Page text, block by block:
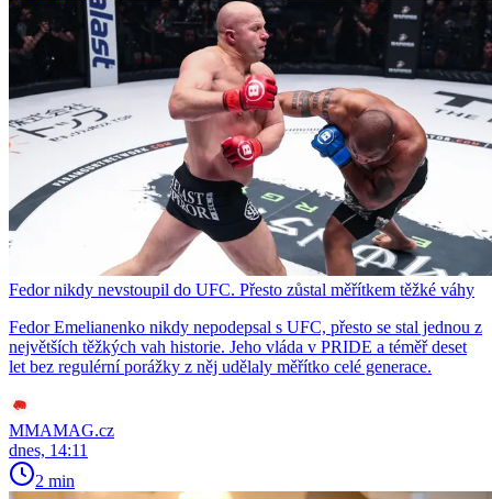
Fedor nikdy nevstoupil do UFC. Přesto zůstal měřítkem těžké váhy
Fedor Emelianenko nikdy nepodepsal s UFC, přesto se stal jednou z
největších těžkých vah historie. Jeho vláda v PRIDE a téměř deset
let bez regulérní porážky z něj udělaly měřítko celé generace.
MMAMAG.cz
dnes, 14:11
2 min